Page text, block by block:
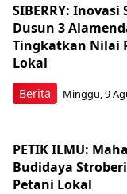
Berita
SIBERRY:
Dusun 3
Tingkatkan Nilai
Lokal
Minggu, 9
PETIK ILMU:
Budidaya
Petani Lokal